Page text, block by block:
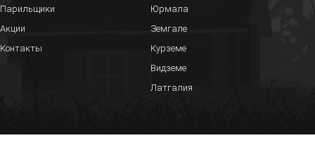
Парильщики
Акции
Контакты
Юрмала
Земгале
Курземе
Видземе
Латгалия